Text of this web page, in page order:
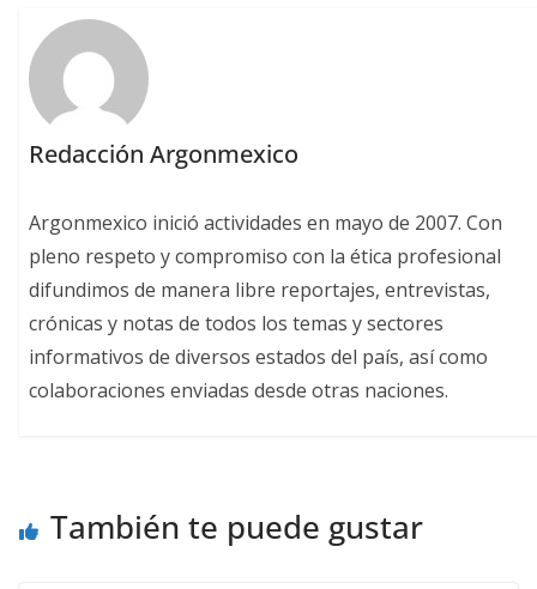
Redacción Argonmexico
Argonmexico inició actividades en mayo de 2007. Con
pleno respeto y compromiso con la ética profesional
difundimos de manera libre reportajes, entrevistas,
crónicas y notas de todos los temas y sectores
informativos de diversos estados del país, así como
colaboraciones enviadas desde otras naciones.
También te puede gustar